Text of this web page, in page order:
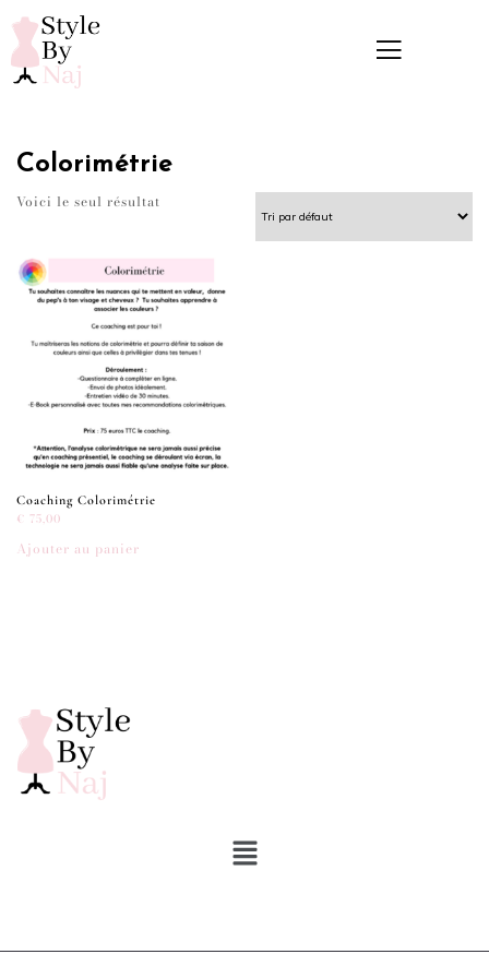
Colorimétrie
Voici le seul résultat
Coaching Colorimétrie
€ 75,00
Ajouter au panier